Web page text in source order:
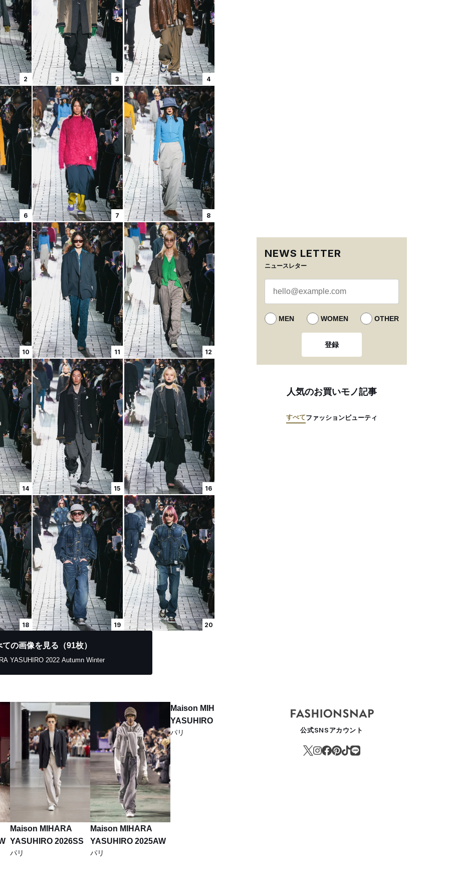
2 3 4
6 7 8
10 11 12
14 15 16
18 19 20
ての画像を見る（91枚）
YASUHIRO 2022 Autumn Winter
Maison MIHARA
YASUHIRO 2026SS
パリ
Maison MIHARA
YASUHIRO 2025AW
パリ
Maison MIHARA
YASUHIRO 2025SS
パリ
Maison MIHARA
YASUHIRO 2024AW
Maison MIHARA
YASUHIRO -
Women's- 2024SS
NEWS LETTER
ニュースレター
MEN WOMEN OTHER
登録
人気のお買いモノ記事
すべてファッションビューティ
公式SNSアカウント